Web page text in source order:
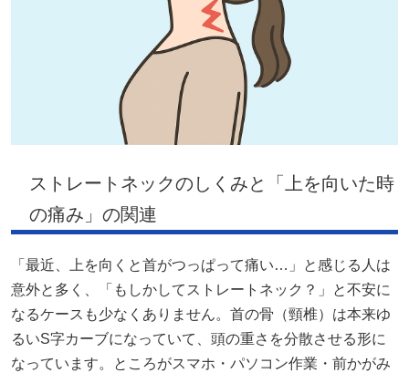
ストレートネックのしくみと「上を向いた時
の痛み」の関連
「最近、上を向くと首がつっぱって痛い…」と感じる人は
意外と多く、「もしかしてストレートネック？」と不安に
なるケースも少なくありません。首の骨（頸椎）は本来ゆ
るいS字カーブになっていて、頭の重さを分散させる形に
なっています。ところがスマホ・パソコン作業・前かがみ